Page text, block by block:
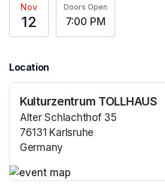
Nov
12
Doors Open
7:00 PM
Location
Kulturzentrum TOLLHAUS
Alter Schlachthof 35
76131 Karlsruhe
Germany